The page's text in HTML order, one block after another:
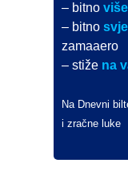
– bitnoviše
– bitno
zamaaero
– stiže na
Na Dnevni
i zračne luke